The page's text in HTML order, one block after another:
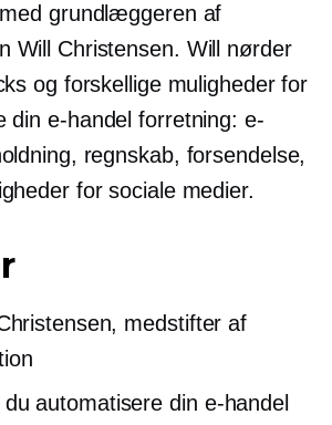
grundlæggeren af
Will Christensen. Will nørder
og forskellige muligheder for
din e-handel forretning: e-
regnskab, forsendelse,
for sociale medier.
medstifter af
automatisere din e-handel